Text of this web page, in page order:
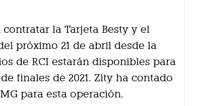
la Tarjeta Besty y el
próximo 21 de abril desde la
de RCI estarán disponibles para
finales de 2021. Zity ha contado
para esta operación.